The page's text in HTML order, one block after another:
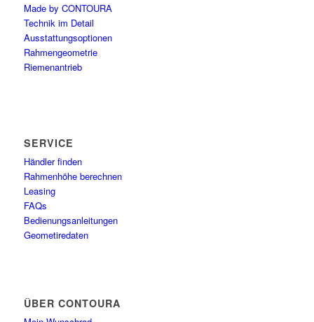
Made by CONTOURA
Technik im Detail
Ausstattungsoptionen
Rahmengeometrie
Riemenantrieb
SERVICE
Händler finden
Rahmenhöhe berechnen
Leasing
FAQs
Bedienungsanleitungen
Geometiredaten
ÜBER CONTOURA